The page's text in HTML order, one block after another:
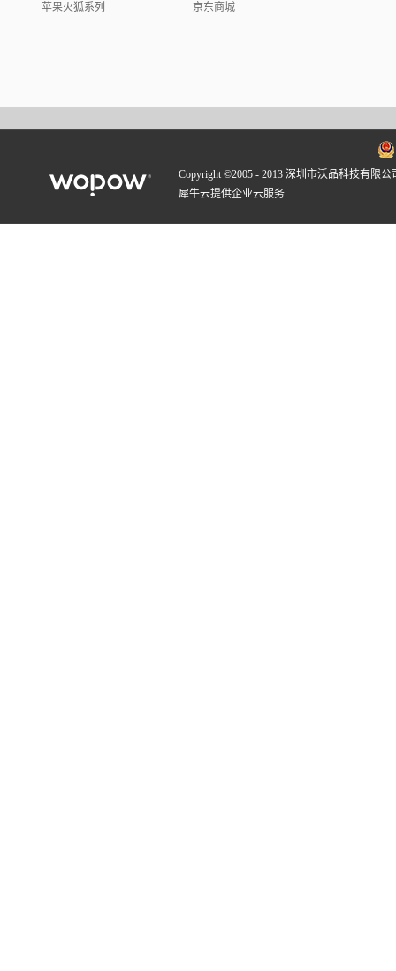
苹果火狐系列 京东商城
Copyright ©2005 - 2013 深圳市沃品科技有限公
犀牛云提供企业云服务